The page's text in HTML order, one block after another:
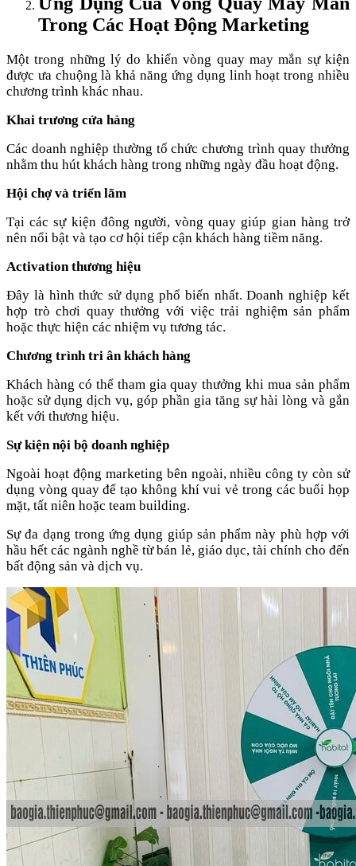
Trong Các Hoạt Động Marketing
Một trong những lý do khiến vòng quay may mắn sự kiện
được ưa chuộng là khả năng ứng dụng linh hoạt trong nhiều
chương trình khác nhau.
Khai trương cửa hàng
Các doanh nghiệp thường tổ chức chương trình quay thưởng
nhằm thu hút khách hàng trong những ngày đầu hoạt động.
Hội chợ và triển lãm
Tại các sự kiện đông người, vòng quay giúp gian hàng trở
nên nổi bật và tạo cơ hội tiếp cận khách hàng tiềm năng.
Activation thương hiệu
Đây là hình thức sử dụng phổ biến nhất. Doanh nghiệp kết
hợp trò chơi quay thưởng với việc trải nghiệm sản phẩm
hoặc thực hiện các nhiệm vụ tương tác.
Chương trình tri ân khách hàng
Khách hàng có thể tham gia quay thưởng khi mua sản phẩm
hoặc sử dụng dịch vụ, góp phần gia tăng sự hài lòng và gắn
kết với thương hiệu.
Sự kiện nội bộ doanh nghiệp
Ngoài hoạt động marketing bên ngoài, nhiều công ty còn sử
dụng vòng quay để tạo không khí vui vẻ trong các buổi họp
mặt, tất niên hoặc team building.
Sự đa dạng trong ứng dụng giúp sản phẩm này phù hợp với
hầu hết các ngành nghề từ bán lẻ, giáo dục, tài chính cho đến
bất động sản và dịch vụ.